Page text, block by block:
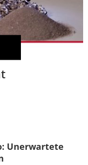
Unerwartete